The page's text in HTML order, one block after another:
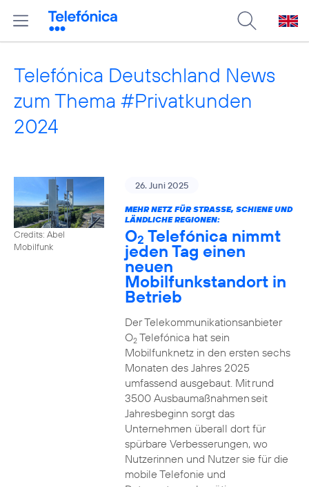
Telefónica Deutschland News
zum Thema #Privatkunden
2024
Credits: Abel
Mobilfunk
26. Juni 2025
MEHR NETZ FÜR STRASSE, SCHIENE UND L
ÄNDLICHE REGIONEN:
O2 Telefónica nimmt
jeden Tag einen
neuen
Mobilfunkstandort in
Betrieb
Der Telekommunikationsanbieter
O2Telefónica hat sein
Mobilfunknetz in den ersten sechs
Monaten des Jahres 2025
umfassend ausgebaut. Mit rund
3500 Ausbaumaßnahmen seit
Jahresbeginn sorgt das
Unternehmen überall dort für
spürbare Verbesserungen, wo
Nutzerinnen und Nutzer sie für die
mobile Telefonie und